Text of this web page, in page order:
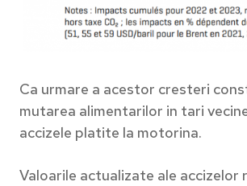
Ca urmare a acestor cresteri
mutarea alimentarilor in tari
accizele platite la motorina.
Valoarile actualizate ale accizelor